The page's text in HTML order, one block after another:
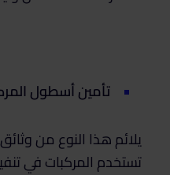
تأمين أسطول
يلائم هذا النوع من
تستخدم المركبات في